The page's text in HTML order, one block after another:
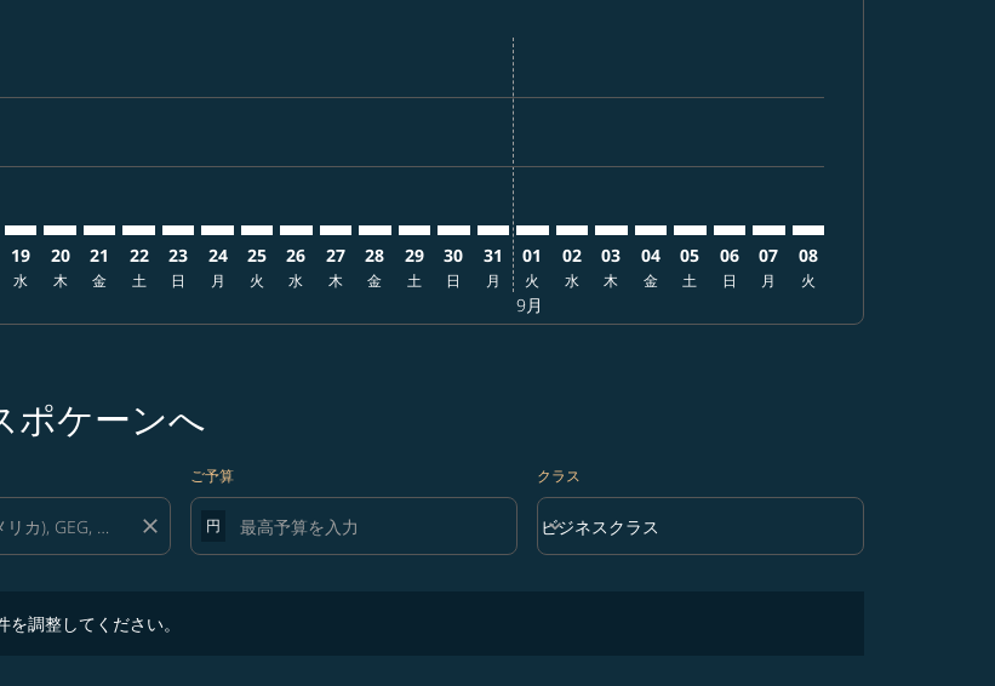
19
水
NGO–GEG: cmp-view-offers-disclaimer. オファーを探す
20
木
NGO–GEG: cmp-view-offers-disclaimer. オファーを探す
21
金
NGO–GEG: cmp-view-offers-disclaimer. オファーを探す
22
土
NGO–GEG: cmp-view-offers-disclaimer. オファーを探す
23
日
NGO–GEG: cmp-view-offers-disclaimer. オファーを探す
24
月
NGO–GEG: cmp-view-offers-disclaimer. オファーを探す
25
火
NGO–GEG: cmp-view-offers-disclaimer. オファーを探す
26
水
NGO–GEG: cmp-view-offers-disclaimer. オファーを探す
27
木
NGO–GEG: cmp-view-offers-disclaimer. オファーを探す
28
金
NGO–GEG: cmp-view-offers-disclaimer. オファーを探す
29
土
NGO–GEG: cmp-view-offers-disclaimer. オファーを探す
30
日
NGO–GEG: cmp-view-offers-disclaimer. オファーを探す
31
月
01
火
9月
02
水
03
木
04
金
05
土
06
日
07
月
08
火
ポケーンへ
close
ご予算
円
クラス
クラス option ビジネスクラス Selected
ビジネスクラス
keyboard_arrow_down
調整してください。